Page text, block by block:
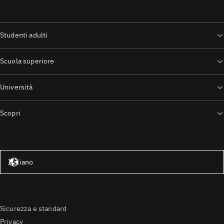
Studenti adulti
Scuola superiore
Università
Scopri
Italiano
Sicurezza e standard
Privacy